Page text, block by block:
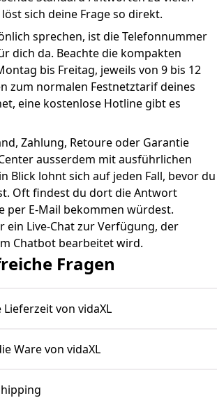
sich deine Frage so direkt.
sprechen, ist die Telefonnummer
dich da. Beachte die kompakten
bis Freitag, jeweils von 9 bis 12
zum normalen Festnetztarif deines
eine kostenlose Hotline gibt es
Zahlung, Retoure oder Garantie
ausserdem mit ausführlichen
Blick lohnt sich auf jeden Fall, bevor du
Oft findest du dort die Antwort
per E-Mail bekommen würdest.
ein Live-Chat zur Verfügung, der
Chatbot bearbeitet wird.
Fragen
von vidaXL
Ware von vidaXL